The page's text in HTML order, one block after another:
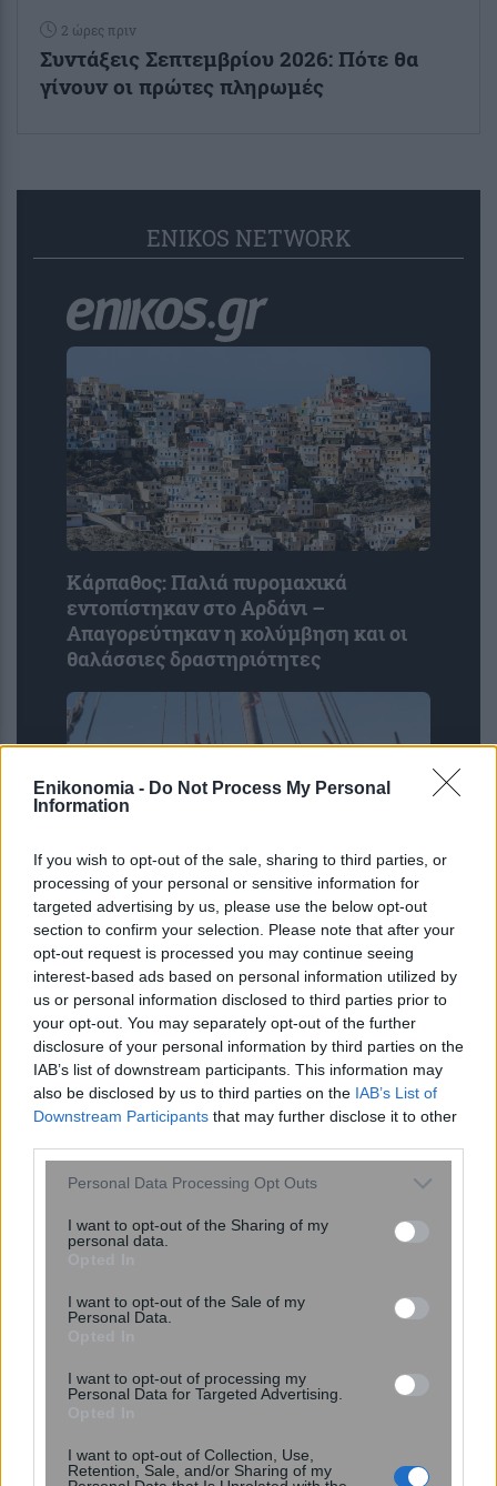
Enikonomia - Do Not Process My Personal
Information
If you wish to opt-out of the sale, sharing to third parties, or
processing of your personal or sensitive information for
targeted advertising by us, please use the below opt-out
section to confirm your selection. Please note that after your
opt-out request is processed you may continue seeing
interest-based ads based on personal information utilized by
us or personal information disclosed to third parties prior to
your opt-out. You may separately opt-out of the further
disclosure of your personal information by third parties on the
IAB’s list of downstream participants. This information may
also be disclosed by us to third parties on the IAB’s List of
Downstream Participants that may further disclose it to other
Please note that this website/app uses one or more Google
not limited to your visit or usage behaviour. You may click to
grant or deny consent to Google and its third-party tags to
consent section.
Personal Data Processing Opt Outs
I want to opt-out of the Sharing of my
personal data.
I want to opt-out of the Sale of my
Personal Data.
I want to opt-out of processing my
Personal Data for Targeted Advertising.
I want to opt-out of Collection, Use,
Retention, Sale, and/or Sharing of my
2 ώρες πριν
Συντάξεις Σεπτεμβρίου 2026: Πότε θα
γίνουν οι πρώτες πληρωμές
ENIKOS NETWORK
Κάρπαθος: Παλιά πυρομαχικά
εντοπίστηκαν στο Αρδάνι –
Απαγορεύτηκαν η κολύμβηση και οι
θαλάσσιες δραστηριότητες
«Δείτε δωρεάν online την Οδύσσεια»:
Η νέα απάτη που παγιδεύει θεατές με
ψεύτικα streaming sites
Δυσκολεύεστε να παρκάρετε; Πότε
Εμφανίζεται πριν την απώλεια
μνήμης